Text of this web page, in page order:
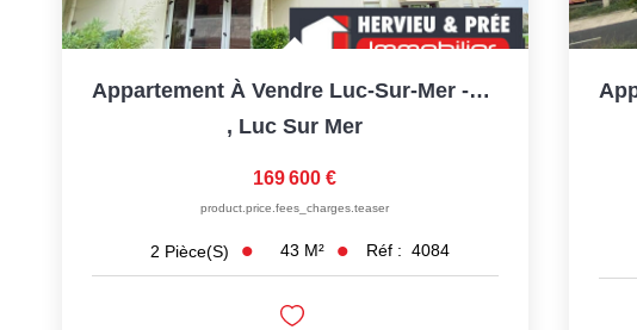
Appartement À Vendre Luc-Sur-Mer -Proche Plage - Balcon Vue...
, Luc Sur Mer
169 600 €
product.price.fees_charges.teaser
2 Pièce(s) 43 M² Réf : 4084